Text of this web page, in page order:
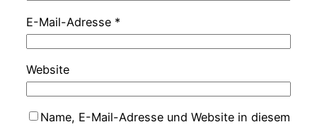
E-Mail-Adresse *
Website
Name, E-Mail-Adresse und Website in diesem